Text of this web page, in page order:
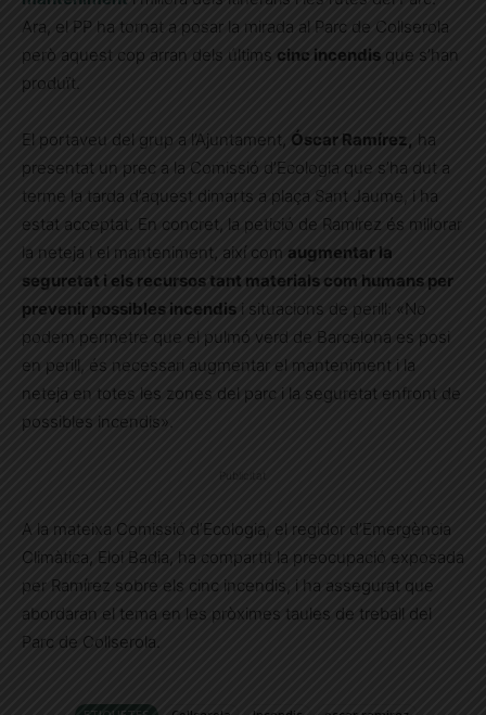
Ara, el PP ha tornat a posar la mirada al Parc de Collserola
però aquest cop arran dels últims cinc incendis que s’han
produït.
El portaveu del grup a l’Ajuntament, Óscar Ramírez, ha
presentat un prec a la Comissió d’Ecologia que s’ha dut a
terme la tarda d’aquest dimarts a plaça Sant Jaume, i ha
estat acceptat. En concret, la petició de Ramírez és millorar
la neteja i el manteniment, així com augmentar la
seguretat i els recursos tant materials com humans per
prevenir possibles incendis i situacions de perill: «No
podem permetre que el pulmó verd de Barcelona es posi
en perill, és necessari augmentar el manteniment i la
neteja en totes les zones del parc i la seguretat enfront de
possibles incendis».
Publicitat
A la mateixa Comissió d’Ecologia, el regidor d’Emergència
Climàtica, Eloi Badia, ha compartit la preocupació exposada
per Ramírez sobre els cinc incendis, i ha assegurat que
abordaran el tema en les pròximes taules de treball del
Parc de Collserola.